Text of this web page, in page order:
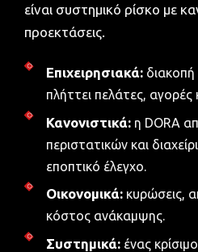
είναι συστημικό ρίσκο με
προεκτάσεις.
Επιχειρησιακά: διακοπή
πλήττει πελάτες,
Κανονιστικά: η DORA
περιστατικών και
εποπτικό έλεγχο.
Οικονομικά: κυρώσεις,
κόστος ανάκαμψης.
Συστημικά: ένας